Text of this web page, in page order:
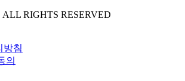
RIGHTS RESERVED
방침
의